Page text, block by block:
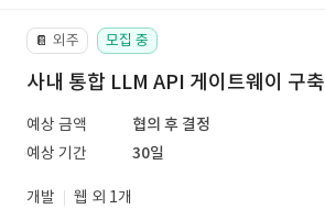
📔 외주 모집 중
사내 통합 LLM API 게이트웨이 구축
예상 금액
협의 후 결정
예상 기간
30일
개발
웹 외 1개